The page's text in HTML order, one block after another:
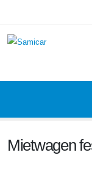
Mietwagen